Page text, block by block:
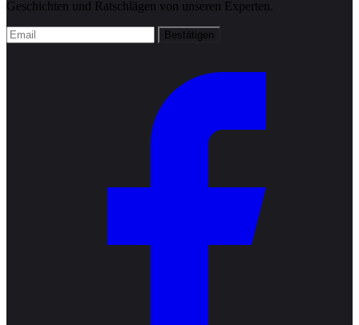
Geschichten und Ratschlägen von unseren Experten.
Bestätigen